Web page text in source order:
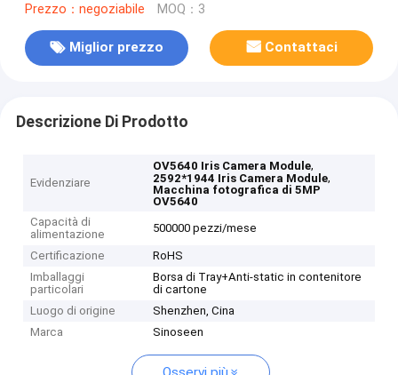
Prezzo：negoziabile MOQ：3
Miglior prezzo Contattaci
Descrizione Di Prodotto
Evidenziare
OV5640 Iris Camera Module,
2592*1944 Iris Camera Module,
Macchina fotografica di 5MP
OV5640
Capacità di
alimentazione
500000 pezzi/mese
Certificazione
RoHS
Imballaggi
particolari
Borsa di Tray+Anti-static in contenitore
di cartone
Luogo di origine
Shenzhen, Cina
Marca
Sinoseen